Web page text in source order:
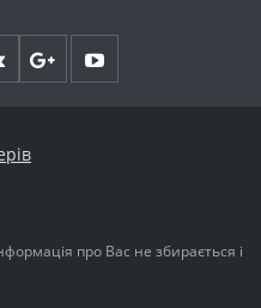
про Вас не збирається і